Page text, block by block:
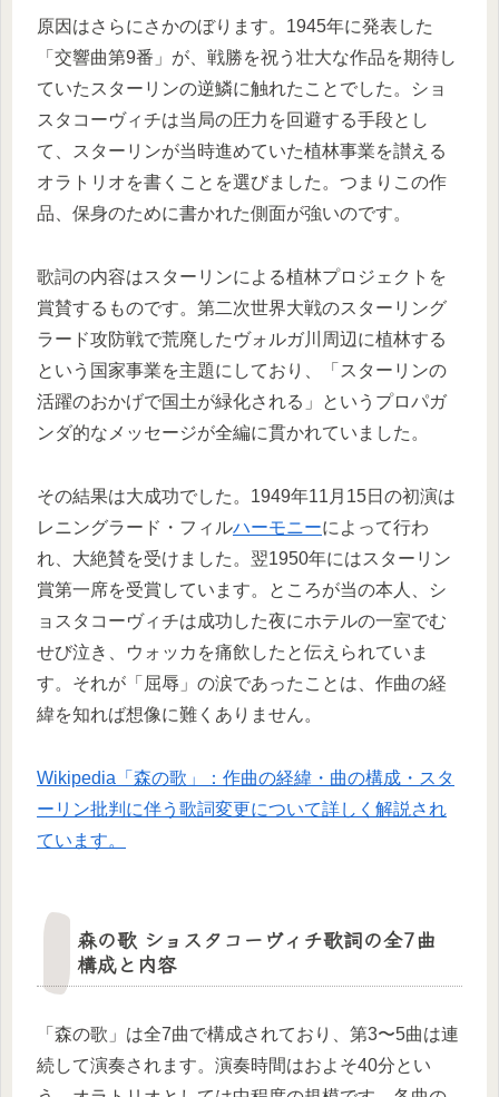
原因はさらにさかのぼります。1945年に発表した
「交響曲第9番」が、戦勝を祝う壮大な作品を期待し
ていたスターリンの逆鱗に触れたことでした。ショ
スタコーヴィチは当局の圧力を回避する手段とし
て、スターリンが当時進めていた植林事業を讃える
オラトリオを書くことを選びました。つまりこの作
品、保身のために書かれた側面が強いのです。
歌詞の内容はスターリンによる植林プロジェクトを
賞賛するものです。第二次世界大戦のスターリング
ラード攻防戦で荒廃したヴォルガ川周辺に植林する
という国家事業を主題にしており、「スターリンの
活躍のおかげで国土が緑化される」というプロパガ
ンダ的なメッセージが全編に貫かれていました。
その結果は大成功でした。1949年11月15日の初演は
レニングラード・フィルハーモニーによって行わ
れ、大絶賛を受けました。翌1950年にはスターリン
賞第一席を受賞しています。ところが当の本人、シ
ョスタコーヴィチは成功した夜にホテルの一室でむ
せび泣き、ウォッカを痛飲したと伝えられていま
す。それが「屈辱」の涙であったことは、作曲の経
緯を知れば想像に難くありません。
Wikipedia「森の歌」：作曲の経緯・曲の構成・スタ
ーリン批判に伴う歌詞変更について詳しく解説され
ています。
森の歌 ショスタコーヴィチ歌詞の全7曲
構成と内容
「森の歌」は全7曲で構成されており、第3〜5曲は連
続して演奏されます。演奏時間はおよそ40分とい